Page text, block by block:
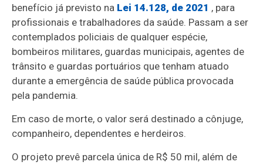
benefício já previsto na Lei 14.128, de 2021 , para
profissionais e trabalhadores da saúde. Passam a ser
contemplados policiais de qualquer espécie,
bombeiros militares, guardas municipais, agentes de
trânsito e guardas portuários que tenham atuado
durante a emergência de saúde pública provocada
pela pandemia.
Em caso de morte, o valor será destinado a cônjuge,
companheiro, dependentes e herdeiros.
O projeto prevê parcela única de R$ 50 mil, além de